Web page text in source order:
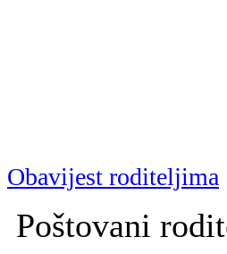
Dječja bolnica
Dječja bolnica